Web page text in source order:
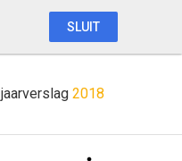
jaarverslag 2018
SLUIT